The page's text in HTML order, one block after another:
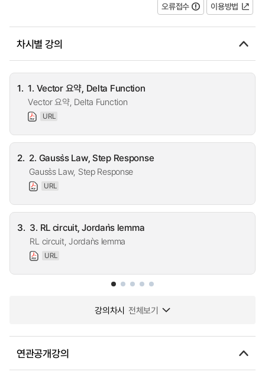
오류접수 이용방법
차시별 강의
1. 1. Vector 요약, Delta Function
Vector 요약, Delta Function
URL
2. 2. Gauss`s Law, Step Response
Gauss`s Law, Step Response
URL
3. 3. RL circuit, Jordan`s lemma
RL circuit, Jordan`s lemma
URL
강의차시 전체보기
연관공개강의